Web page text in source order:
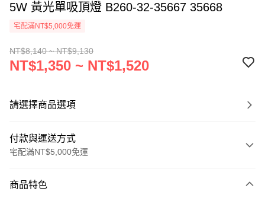
5W 黃光單吸頂燈 B260-32-35667 35668
宅配滿NT$5,000免運
NT$8,140 ~ NT$9,130
NT$1,350 ~ NT$1,520
請選擇商品選項
付款與運送方式
宅配滿NT$5,000免運
信用卡一次付款
商品特色